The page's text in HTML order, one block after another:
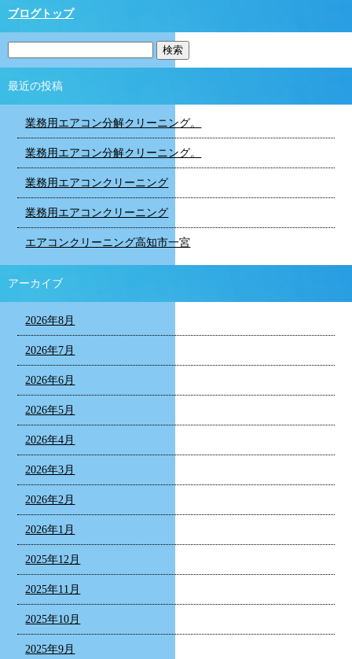
ブログトップ
最近の投稿
業務用エアコン分解クリーニング。
業務用エアコン分解クリーニング。
業務用エアコンクリーニング
業務用エアコンクリーニング
エアコンクリーニング高知市一宮
アーカイブ
2026年8月
2026年7月
2026年6月
2026年5月
2026年4月
2026年3月
2026年2月
2026年1月
2025年12月
2025年11月
2025年10月
2025年9月